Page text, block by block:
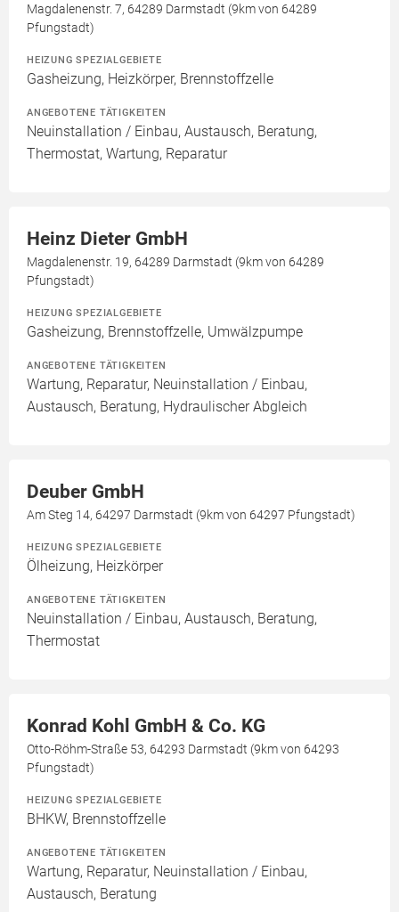
Magdalenenstr. 7, 64289 Darmstadt (9km von 64289
Pfungstadt)
HEIZUNG SPEZIALGEBIETE
Gasheizung, Heizkörper, Brennstoffzelle
ANGEBOTENE TÄTIGKEITEN
Neuinstallation / Einbau, Austausch, Beratung,
Thermostat, Wartung, Reparatur
Heinz Dieter GmbH
Magdalenenstr. 19, 64289 Darmstadt (9km von 64289
Pfungstadt)
HEIZUNG SPEZIALGEBIETE
Gasheizung, Brennstoffzelle, Umwälzpumpe
ANGEBOTENE TÄTIGKEITEN
Wartung, Reparatur, Neuinstallation / Einbau,
Austausch, Beratung, Hydraulischer Abgleich
Deuber GmbH
Am Steg 14, 64297 Darmstadt (9km von 64297 Pfungstadt)
HEIZUNG SPEZIALGEBIETE
Ölheizung, Heizkörper
ANGEBOTENE TÄTIGKEITEN
Neuinstallation / Einbau, Austausch, Beratung,
Thermostat
Konrad Kohl GmbH & Co. KG
Otto-Röhm-Straße 53, 64293 Darmstadt (9km von 64293
Pfungstadt)
HEIZUNG SPEZIALGEBIETE
BHKW, Brennstoffzelle
ANGEBOTENE TÄTIGKEITEN
Wartung, Reparatur, Neuinstallation / Einbau,
Austausch, Beratung